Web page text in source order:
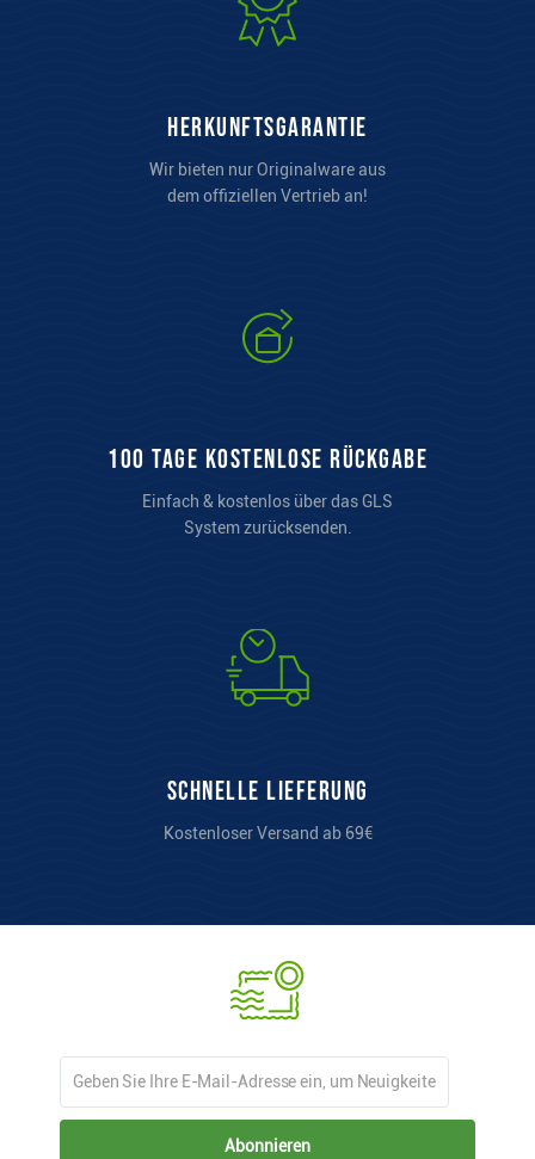
Herkunftsgarantie
Wir bieten nur Originalware aus
dem offiziellen Vertrieb an!
100 Tage kostenlose Rückgabe
Einfach & kostenlos über das GLS
System zurücksenden.
Schnelle Lieferung
Kostenloser Versand ab 69€
Abonnieren